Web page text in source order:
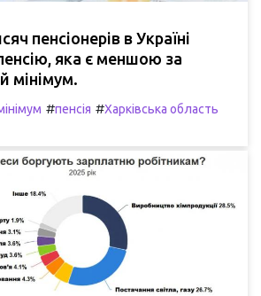
пенсіонерів в Україні
яка є меншою за
мінімум.
#пенсія #Харківська область